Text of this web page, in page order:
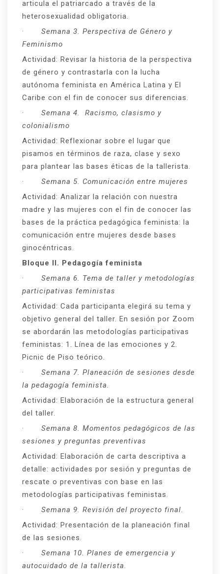
articula el patriarcado a través de la
heterosexualidad obligatoria.
· Semana 3. Perspectiva de Género y
Feminismo
Actividad: Revisar la historia de la perspectiva
de género y contrastarla con la lucha
autónoma feminista en América Latina y El
Caribe con el fin de conocer sus diferencias.
· Semana 4. Racismo, clasismo y
colonialismo
Actividad: Reflexionar sobre el lugar que
pisamos en términos de raza, clase y sexo
para plantear las bases éticas de la tallerista.
· Semana 5. Comunicación entre mujeres
Actividad: Analizar la relación con nuestra
madre y las mujeres con el fin de conocer las
bases de la práctica pedagógica feminista: la
comunicación entre mujeres desde bases
ginocéntricas.
Bloque II. Pedagogía feminista
· Semana 6. Tema de taller y metodologías
participativas feministas
Actividad: Cada participanta elegirá su tema y
objetivo general del taller. En sesión por Zoom
se abordarán las metodologías participativas
feministas: 1. Línea de las emociones y 2.
Picnic de Piso teórico.
· Semana 7. Planeación de sesiones desde
la pedagogía feminista.
Actividad: Elaboración de la estructura general
del taller.
· Semana 8. Momentos pedagógicos de las
sesiones y preguntas preventivas
Actividad: Elaboración de carta descriptiva a
detalle: actividades por sesión y preguntas de
rescate o preventivas con base en las
metodologías participativas feministas.
· Semana 9. Revisión del proyecto final.
Actividad: Presentación de la planeación final
de las sesiones.
· Semana 10. Planes de emergencia y
autocuidado de la tallerista.